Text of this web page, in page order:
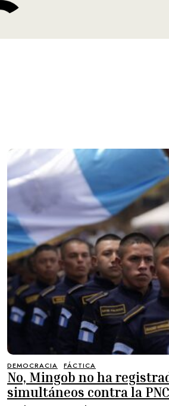
DEMOCRACIA FÁCTICA
No, Mingob no ha
simultáneos contra la PNC